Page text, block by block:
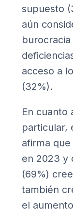
supuesto
aún
acceso a
(32%).
En cuanto
particular,
afirma
en 2023 y
(69%)
también
el